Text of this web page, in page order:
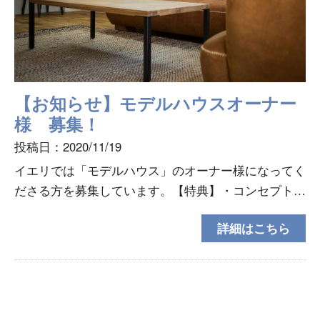
【お知らせ】モデルハウスオーナー
様 募集！
投稿日：2020/11/19
イエリでは「モデルハウス」のオーナー様になってく
ださる方を募集しています。【特典】・コンセプトに
沿った家具20万円分と、建物本体80万円のお値引き
し、合計100万円相当をプレゼント。【募集要項】・
詳細はこちら